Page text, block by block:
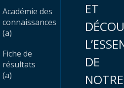
Académie des
connaissances
(a)
Fiche de
résultats
(a)
ET
DE
NOTRE